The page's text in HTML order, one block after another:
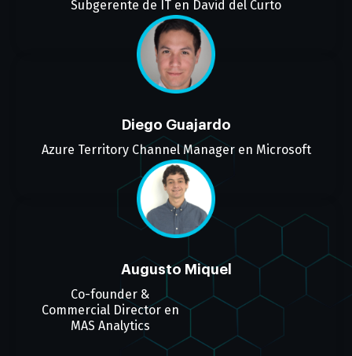
Subgerente de IT en David del Curto
Diego Guajardo
Azure Territory Channel Manager en Microsoft
Augusto Miquel
Co-founder &
Commercial Director en
MAS Analytics